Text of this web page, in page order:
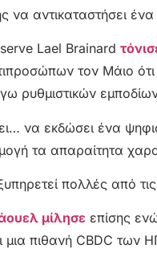
αντικαταστήσει
Lael Brainard
τον Μάιο
ρυθμιστικών
να εκδώσει ένα
τα απαραίτητα
πολλές από
μίλησε επίσης
μια πιθανή CBDC των